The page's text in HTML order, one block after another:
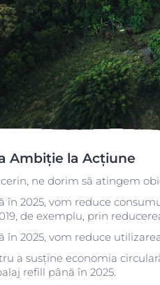
Ambiție la Acțiune
ne dorim să atingem
în 2025, vom reduce
de exemplu, prin
în 2025, vom reduce
a susține economia
refill până în 2025.